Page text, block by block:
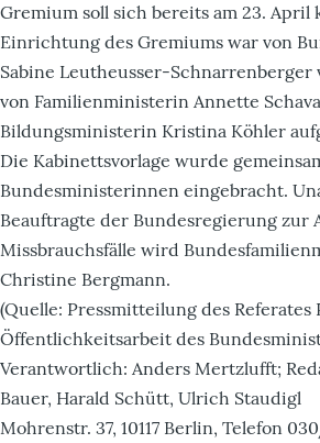
Gremium soll sich bereits am 23.
Einrichtung des Gremiums war von
Sabine Leutheusser-Schnarrenberger
von Familienministerin Annette
Bildungsministerin Kristina Köhler
Die Kabinettsvorlage wurde
Bundesministerinnen eingebracht.
Beauftragte der Bundesregierung zur
Missbrauchsfälle wird
Christine Bergmann.
(Quelle: Pressmitteilung des Referates
Öffentlichkeitsarbeit des
Verantwortlich: Anders Mertzlufft;
Bauer, Harald Schütt, Ulrich Staudigl
Mohrenstr. 37, 10117 Berlin, Telefon